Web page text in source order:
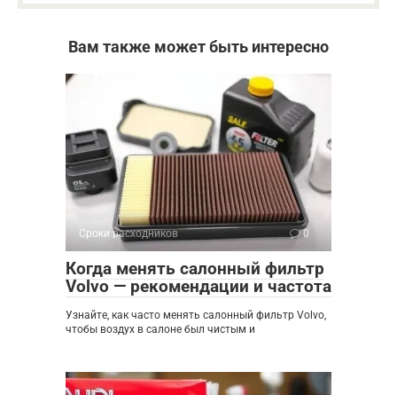
Вам также может быть интересно
Сроки расходников 0
Когда менять салонный фильтр
Volvo — рекомендации и частота
Узнайте, как часто менять салонный фильтр Volvo,
чтобы воздух в салоне был чистым и